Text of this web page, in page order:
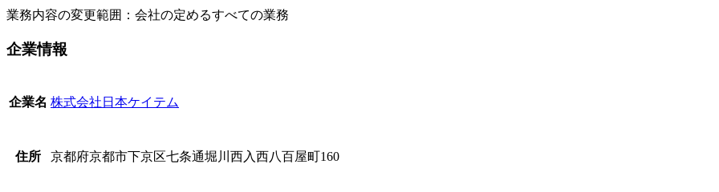
業務内容の変更範囲：会社の定めるすべての業務
企業情報
企業名 株式会社日本ケイテム
住所 京都府京都市下京区七条通堀川西入西八百屋町160